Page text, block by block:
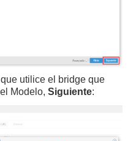
utilice el bridge que
Modelo,Siguiente: